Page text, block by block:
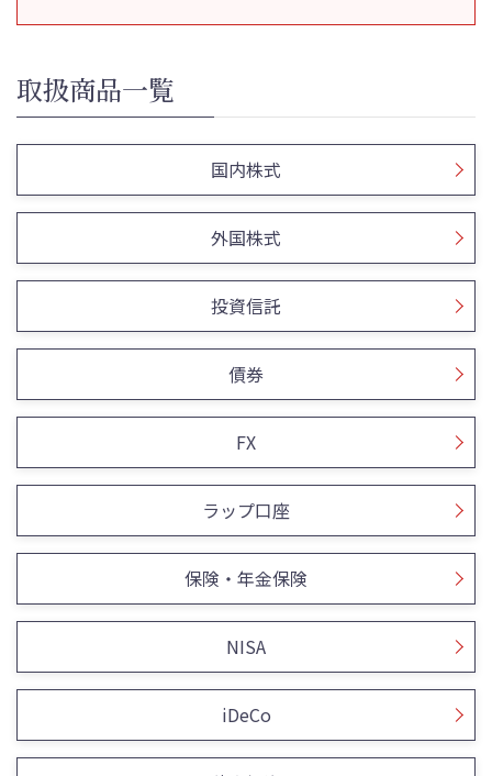
取扱商品一覧
国内株式
外国株式
投資信託
債券
FX
ラップ口座
保険・年金保険
NISA
iDeCo